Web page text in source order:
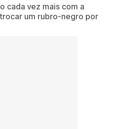
cada vez mais com a
um rubro-negro por